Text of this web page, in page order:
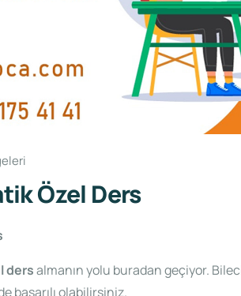
Özel Ders
dersalmanın yolu buradan geçiyor.
başarılı olabilirsiniz.